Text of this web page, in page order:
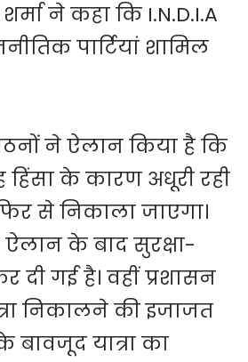
ने कहा कि I.N.D.I.A
पार्टियां शामिल
ने ऐलान किया है कि
हिंसा के कारण अधूरी रही
से निकाला जाएगा।
के बाद सुरक्षा-
दी गई है। वहीं प्रशासन
निकालने की इजाजत
बावजूद यात्रा का